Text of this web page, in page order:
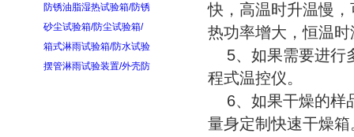
防锈油脂湿热试验箱/防锈
砂尘试验箱/防尘试验箱/
箱式淋雨试验箱/防水试验
摆管淋雨试验装置/外壳防
快，高温时升温慢
热功率增大，恒温
5、如果需要进行
程式温控仪。
6、如果干燥的样
量身定制快速干燥